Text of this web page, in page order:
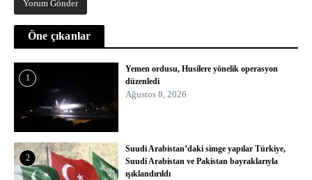
Öne çıkanlar
1
Yemen ordusu, Husilere yönelik operasyon
düzenledi
Ağustos 8, 2026
2
Suudi Arabistan’daki simge yapılar Türkiye,
Suudi Arabistan ve Pakistan bayraklarıyla
ışıklandırıldı